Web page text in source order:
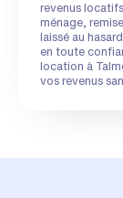
revenus
ménage,
laissé au
en toute
location à
vos revenus